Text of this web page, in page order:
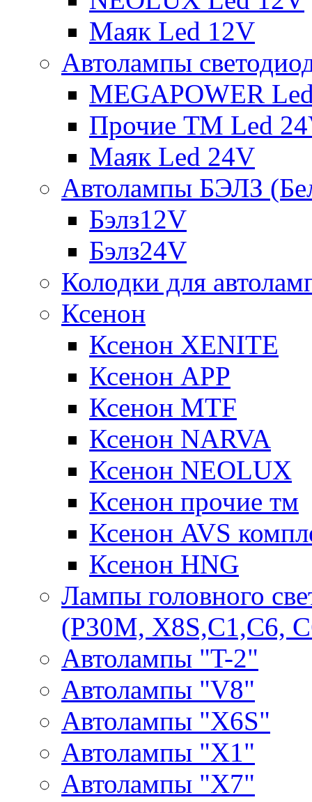
Маяк Led 12V
Автолампы
MEGAPOWER
Прочие ТМ Led
Маяк Led 24V
Автолампы БЭЛЗ
Бэлз12V
Бэлз24V
Колодки для
Ксенон
Ксенон XENITE
Ксенон APP
Ксенон MTF
Ксенон NARVA
Ксенон NEOLUX
Ксенон прочие тм
Ксенон AVS
Ксенон HNG
Лампы головного
(P30M, X8S,С1,С6,
Автолампы "T-2"
Автолампы "V8"
Автолампы "X6S"
Автолампы "Х1"
Автолампы "Х7"